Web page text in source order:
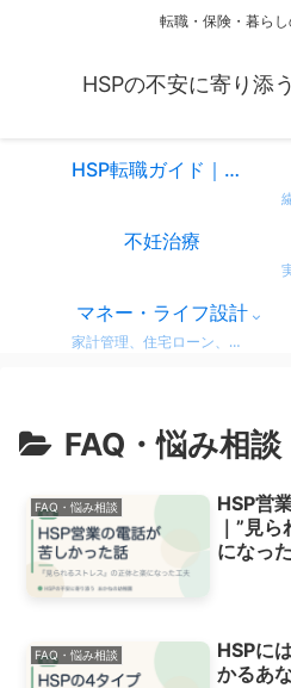
転職・保険・暮ら
HSPの不安に寄り添
HSP転職ガイド｜仕事を変えるべきか迷ったときに読む、共感と気づきのスタートページ
不妊治療
マネー・ライフ設計
家計管理、住宅ローン、保険、ふるさと納税など、暮らしのお金にまつわる情報をわかりやすく解説。 無理せず・不安なく、将来に備えるためのヒントをまとめています。 どれも実体験をベースに、生活者目線で書いています。
FAQ・悩み相談
FAQ・悩み相談
HSP営
｜”見
になっ
FAQ・悩み相談
HSPに
かるあ